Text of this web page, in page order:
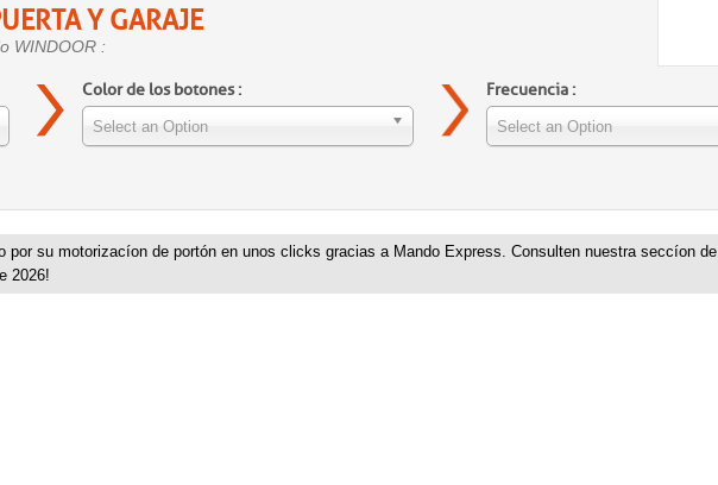
Y GARAJE
WINDOOR :
Color de los botones :
Select an Option
Frecuencia :
Select an Option
por su motorizacíon de portón en unos clicks gracias a Mando Express. Consulten nuestra seccíon de
2026!